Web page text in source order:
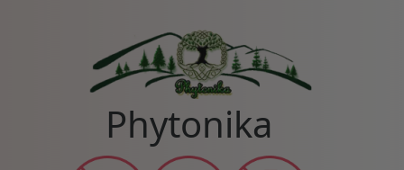
Phytonika